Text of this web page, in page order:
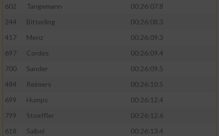
602
Tangemann
00:26:07.8
244
Bitterling
00:26:08.3
417
Menz
00:26:09.3
697
Cordes
00:26:09.4
700
Sander
00:26:09.5
484
Reimers
00:26:10.5
699
Humps
00:26:12.4
799
Stoeffler
00:26:12.6
618
Saibel
00:26:13.4